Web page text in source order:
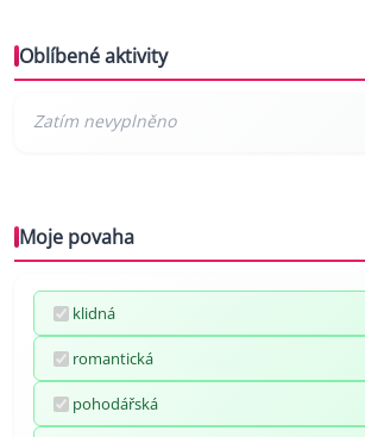
Oblíbené aktivity
Moje povaha
klidná
romantická
pohodářská